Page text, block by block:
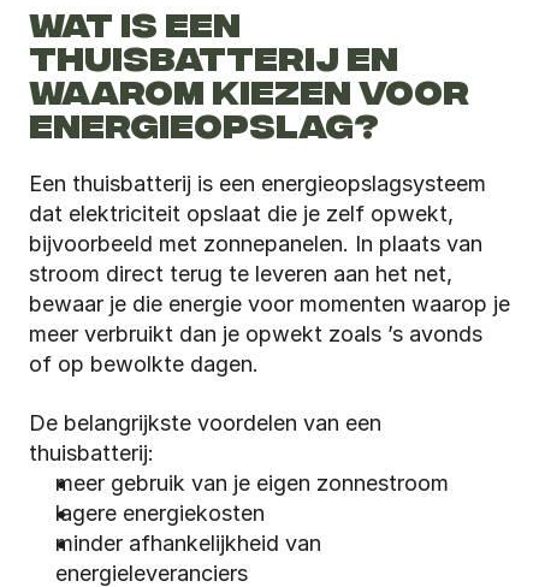
WAT IS EEN
THUISBATTERIJ EN
WAAROM KIEZEN VOOR
ENERGIEOPSLAG?
Een thuisbatterij is een energieopslagsysteem
dat elektriciteit opslaat die je zelf opwekt,
bijvoorbeeld met zonnepanelen. In plaats van
stroom direct terug te leveren aan het net,
bewaar je die energie voor momenten waarop je
meer verbruikt dan je opwekt zoals ’s avonds
of op bewolkte dagen.
De belangrijkste voordelen van een
thuisbatterij:
meer gebruik van je eigen zonnestroom
lagere energiekosten
minder afhankelijkheid van
energieleveranciers